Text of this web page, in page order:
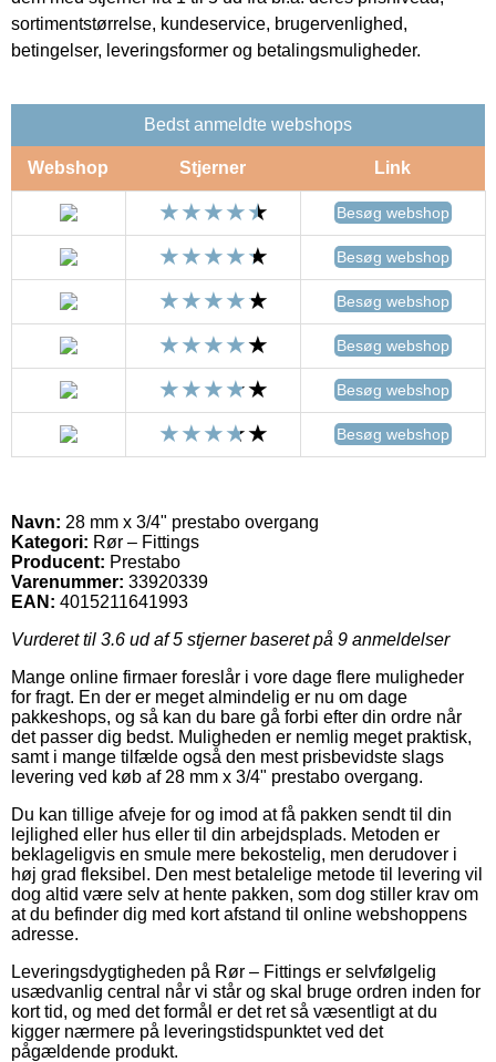
sortimentstørrelse, kundeservice, brugervenlighed,
betingelser, leveringsformer og betalingsmuligheder.
Bedst anmeldte webshops
Webshop Stjerner Link
Besøg webshop
Besøg webshop
Besøg webshop
Besøg webshop
Besøg webshop
Besøg webshop
Navn: 28 mm x 3/4" prestabo overgang
Kategori: Rør – Fittings
Producent: Prestabo
Varenummer: 33920339
EAN: 4015211641993
Vurderet til 3.6 ud af 5 stjerner baseret på 9 anmeldelser
Mange online firmaer foreslår i vore dage flere muligheder
for fragt. En der er meget almindelig er nu om dage
pakkeshops, og så kan du bare gå forbi efter din ordre når
det passer dig bedst. Muligheden er nemlig meget praktisk,
samt i mange tilfælde også den mest prisbevidste slags
levering ved køb af 28 mm x 3/4" prestabo overgang.
Du kan tillige afveje for og imod at få pakken sendt til din
lejlighed eller hus eller til din arbejdsplads. Metoden er
beklageligvis en smule mere bekostelig, men derudover i
høj grad fleksibel. Den mest betalelige metode til levering vil
dog altid være selv at hente pakken, som dog stiller krav om
at du befinder dig med kort afstand til online webshoppens
adresse.
Leveringsdygtigheden på Rør – Fittings er selvfølgelig
usædvanlig central når vi står og skal bruge ordren inden for
kort tid, og med det formål er det ret så væsentligt at du
kigger nærmere på leveringstidspunktet ved det
pågældende produkt.